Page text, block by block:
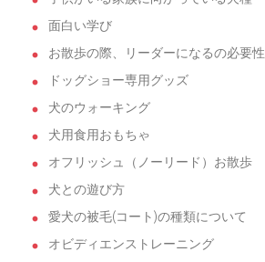
面白い学び
お散歩の際、リーダーになるの必要性
ドッグショー専用グッズ
犬のウォーキング
犬用食用おもちゃ
オフリッシュ（ノーリード）お散歩
犬との遊び方
愛犬の被毛(コート)の種類について
オビディエンストレーニング